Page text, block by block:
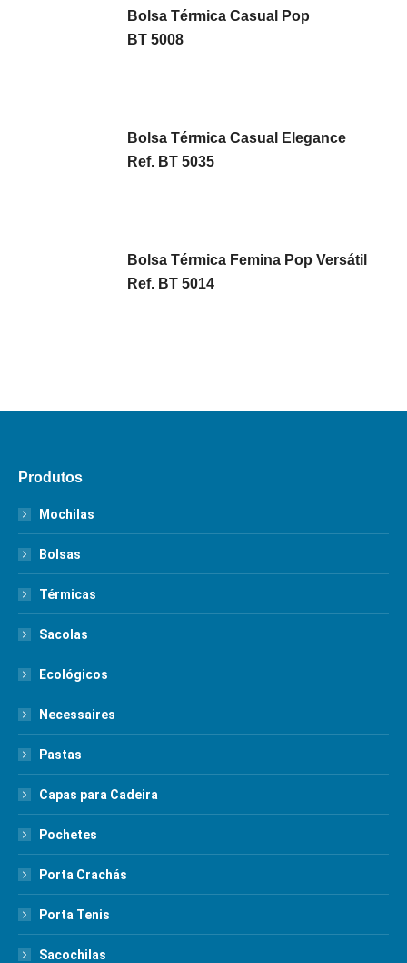
Bolsa Térmica Casual Pop
BT 5008
Bolsa Térmica Casual Elegance
Ref. BT 5035
Bolsa Térmica Femina Pop Versátil
Ref. BT 5014
Produtos
Mochilas
Bolsas
Térmicas
Sacolas
Ecológicos
Necessaires
Pastas
Capas para Cadeira
Pochetes
Porta Crachás
Porta Tenis
Sacochilas